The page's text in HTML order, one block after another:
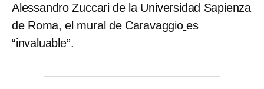
Alessandro Zuccari de la Universidad Sapienza
de Roma, el mural de Caravaggio es
“invaluable”.